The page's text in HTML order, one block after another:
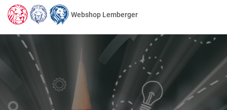
Webshop Lemberger